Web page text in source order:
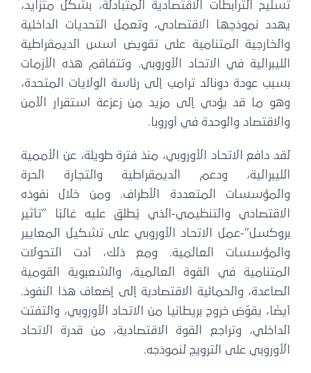
تسليح الترابطات الاقتصادية المتبادلة، بشكل متزايد،
يهدد نموذجها الاقتصادي، وتعمل التحديات الداخلية
والخارجية المتنامية على تقويض أسس الديمقراطية
الليبرالية في الاتحاد الأوروبي. وتتفاقم هذه الأزمات
بسبب عودة دونالد ترامب إلى رئاسة الولايات المتحدة،
وهو ما قد يؤدي إلى مزيد من زعزعة استقرار الأمن
والاقتصاد والوحدة في أوروبا.
لقد دافع الاتحاد الأوروبي، منذ فترة طويلة، عن الأممية
الليبرالية، ودعم الديمقراطية والتجارة الحرة
والمؤسسات المتعددة الأطراف. ومن خلال نفوذه
الاقتصادي والتنظيمي-الذي يُطلق عليه غالبًا “تأثير
بروكسل”-عمل الاتحاد الأوروبي على تشكيل المعايير
والمؤسسات العالمية. ومع ذلك، أدت التحولات
المتنامية في القوة العالمية، والشعبوية القومية
الصاعدة، والحمائية الاقتصادية إلى إضعاف هذا النفوذ.
أيضًا، يقوّض خروج بريطانيا من الاتحاد الأوروبي، والتفتت
الداخلي، وتراجع القوة الاقتصادية، من قدرة الاتحاد
الأوروبي على الترويج لنموذجه.